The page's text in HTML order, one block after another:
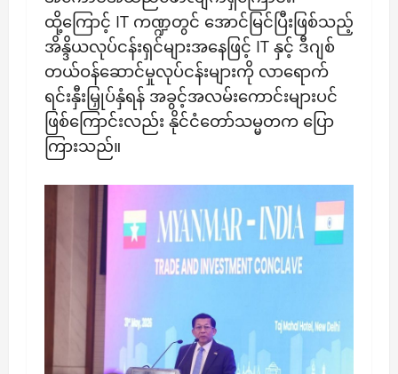
ထို့ကြောင့် IT ကဏ္ဍတွင် အောင်မြင်ပြီးဖြစ်သည့်
အိန္ဒိယလုပ်ငန်းရှင်များအနေဖြင့် IT နှင့် ဒီဂျစ်
တယ်ဝန်ဆောင်မှုလုပ်ငန်းများကို လာရောက်
ရင်းနှီးမြှုပ်နှံရန် အခွင့်အလမ်းကောင်းများပင်
ဖြစ်ကြောင်းလည်း နိုင်ငံတော်သမ္မတက ပြော
ကြားသည်။